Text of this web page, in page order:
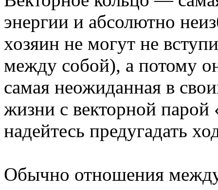
энергии и абсолютно
хозяин не могут не
между собой), а потому
самая неожиданная в
жизни с векторной
надейтесь предугадать
Обычно отношения